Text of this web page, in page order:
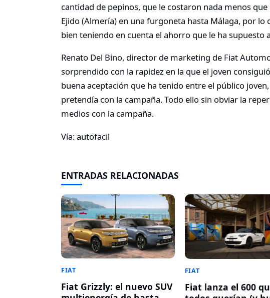
cantidad de pepinos, que le costaron nada menos que
Ejido (Almería) en una furgoneta hasta Málaga, por
bien teniendo en cuenta el ahorro que le ha supuesto
Renato Del Bino, director de marketing de Fiat
sorprendido con la rapidez en la que el joven
buena aceptación que ha tenido entre el público
pretendía con la campaña. Todo ello sin obviar la
medios con la campaña.
Vía: autofacil
ENTRADAS RELACIONADAS
FIAT
Fiat Grizzly: el nuevo SUV
FIAT
Fiat lanza el 600